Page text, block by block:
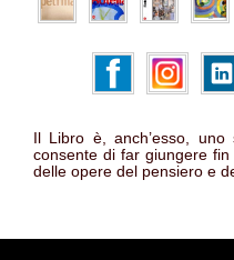
Il Libro è, anch’esso, uno
consente di far giungere
delle opere del pensiero e